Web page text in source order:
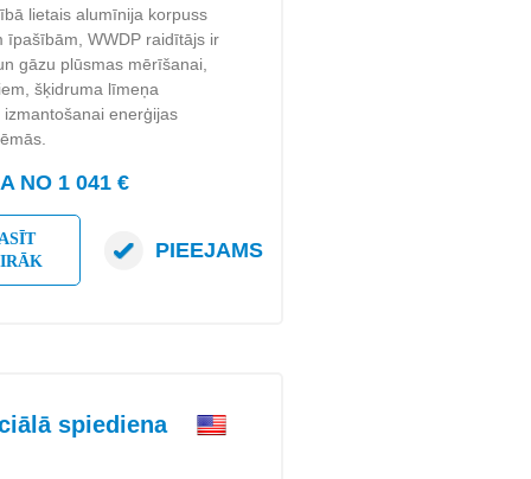
lietais alumīnija korpuss
īpašībām, WWDP raidītājs ir
gāzu plūsmas mērīšanai,
šķidruma līmeņa
enerģijas
NO 1 041 €
PIEEJAMS
spiediena